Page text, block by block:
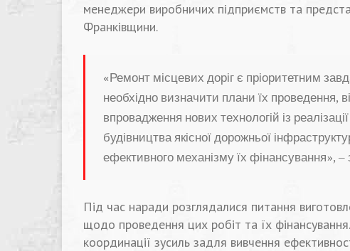
менеджери виробничих підприємств та
Франківщини.
«Ремонт місцевих доріг є пріоритетним
необхідно визначити плани їх проведення,
впровадження нових технологій із
будівництва якісної дорожньої
ефективного механізму їх фінансування»,
Під час наради розглядалися питання
щодо проведення цих робіт та їх
координації зусиль задля вивчення